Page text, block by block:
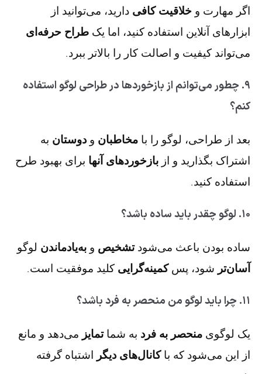
اگر مهارت و خلاقیت کافی دارید، می‌توانید از
ابزارهای آنلاین استفاده کنید، اما یک طراح حرفه‌ای
می‌تواند کیفیت و اصالت کار را بالاتر ببرد.
۹. چطور می‌توانم از بازخوردها در طراحی لوگو استفاده
کنم؟
بعد از طراحی، لوگو را با مخاطبان ودوستان به
اشتراک بگذارید و از بازخوردهای آنها برای بهبود طرح
استفاده کنید.
۱۰. لوگو چقدر باید ساده باشد؟
ساده بودن باعث می‌شودتشخیص و به‌یادماندن لوگو
آسان‌تر شود، پسکمینه‌گرایی کلید موفقیت است.
۱۱. چرا باید لوگو من منحصر به فرد باشد؟
یک لوگوی منحصر به فرد به شماتمایز می‌دهد و مانع
از این می‌شود که باکانال‌های دیگر اشتباه گرفته